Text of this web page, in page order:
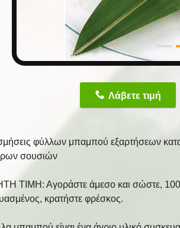
Λάβετε τιμή
φύλλων μπαμπού εξαρτήσεων
σουσιών
ΤΙΜΗ: Αγοράστε άμεσο και σώστε,
κρατήστε φρέσκος.